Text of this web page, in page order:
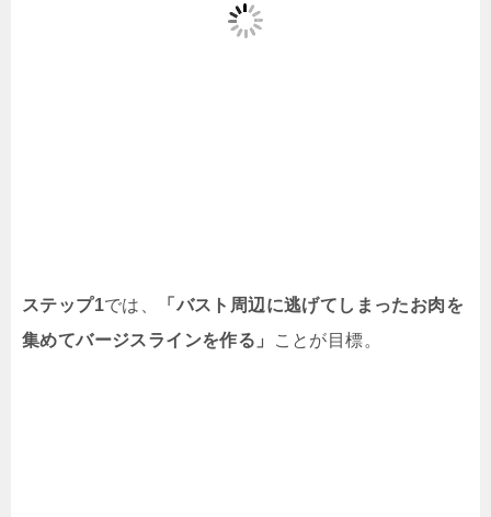
ステップ1では、
「バスト周辺に逃げてしまったお肉を
集めてバージスラインを作る」
ことが目標。